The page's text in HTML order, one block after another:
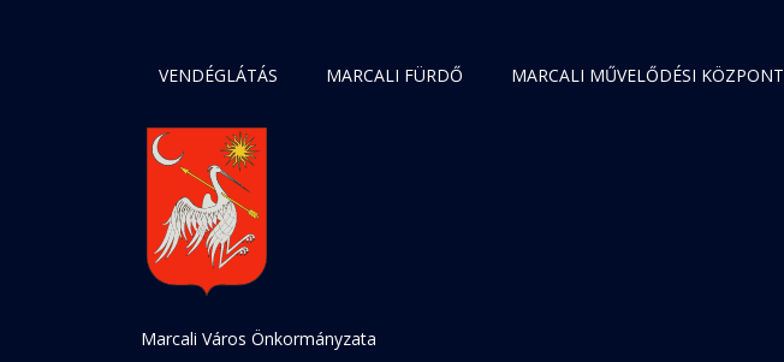
VENDÉGLÁTÁS MARCALI FÜRDŐ MARCALI MŰVELŐDÉSI KÖZPONT
Marcali Város Önkormányzata